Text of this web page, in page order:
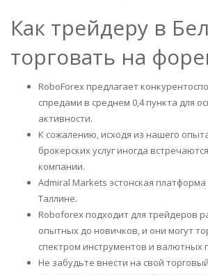
Как трейдеру в
торговать на
RoboForex предлагает
спредами в среднем 0,4 пункта для
активности.
К сожалению, исходя из нашего
брокерских услуг иногда
компании.
Admiral Markets эстонская
Таллине.
Roboforex подходит для трейдеров
опытных до новичков, и они могут
спектром инструментов и валютных
Не забудьте внести на свой